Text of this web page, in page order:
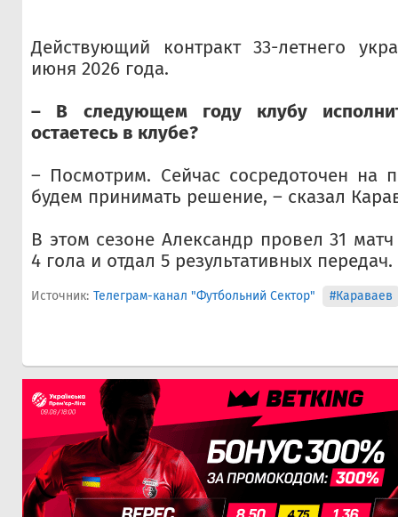
Действующий контракт 33-летнего
июня 2026 года.
– В следующем году клубу
остаетесь в клубе?
– Посмотрим. Сейчас сосредоточен на
будем принимать решение, – сказал
В этом сезоне Александр провел 31
4 гола и отдал 5 результативных передач.
Источник: Телеграм-канал "Футбольний Сектор" #Караваев